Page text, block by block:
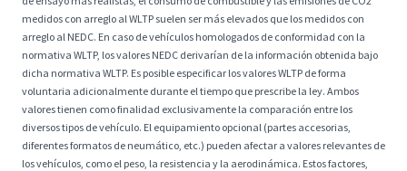
medidos con arreglo al WLTP suelen ser más elevados que los medidos con
arreglo al NEDC. En caso de vehículos homologados de conformidad con la
normativa WLTP, los valores NEDC derivarían de la información obtenida bajo
dicha normativa WLTP. Es posible especificar los valores WLTP de forma
voluntaria adicionalmente durante el tiempo que prescribe la ley. Ambos
valores tienen como finalidad exclusivamente la comparación entre los
diversos tipos de vehículo. El equipamiento opcional (partes accesorias,
diferentes formatos de neumático, etc.) pueden afectar a valores relevantes de
los vehículos, como el peso, la resistencia y la aerodinámica. Estos factores,